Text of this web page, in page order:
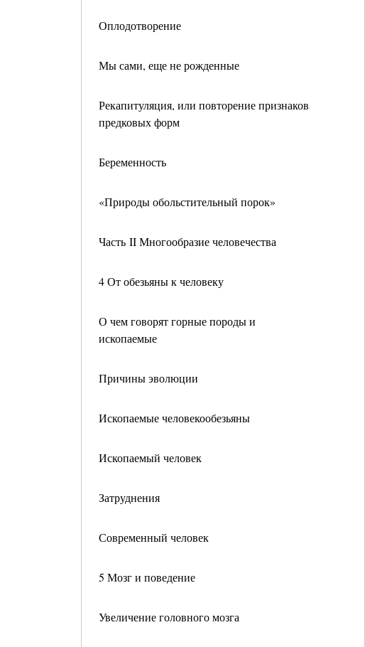
Оплодотворение
Мы сами, еще не рожденные
Рекапитуляция, или повторение признаков
предковых форм
Беременность
«Природы обольстительный порок»
Часть II Многообразие человечества
4 От обезьяны к человеку
О чем говорят горные породы и
ископаемые
Причины эволюции
Ископаемые человекообезьяны
Ископаемый человек
Затруднения
Современный человек
5 Мозг и поведение
Увеличение головного мозга